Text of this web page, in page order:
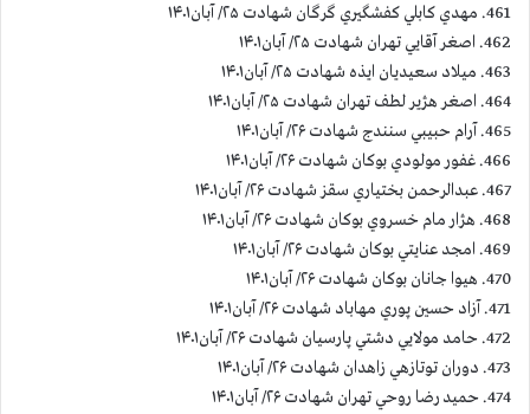
461. مهدي كابلي كفشگيري گرگان شهادت ۲۵/ آبان۱۴۰۱
462. اصغر آقايي تهران شهادت ۲۵/ آبان۱۴۰۱
463. ميلاد سعيديان ايذه شهادت ۲۵/ آبان۱۴۰۱
464. اصغر هژير لطف تهران شهادت ۲۵/ آبان۱۴۰۱
465. آرام حبيبي سنندج شهادت ۲۶/ آبان۱۴۰۱
466. غفور مولودي بوكان شهادت ۲۶/ آبان۱۴۰۱
467. عبدالرحمن بختياري سقز شهادت ۲۶/ آبان۱۴۰۱
468. هژار مام خسروي بوكان شهادت ۲۶/ آبان۱۴۰۱
469. امجد عنايتي بوكان شهادت ۲۶/ آبان۱۴۰۱
470. هيوا جانان بوكان شهادت ۲۶/ آبان۱۴۰۱
471. آزاد حسين پوري مهاباد شهادت ۲۶/ آبان۱۴۰۱
472. حامد مولايي دشتي پارسيان شهادت ۲۶/ آبان۱۴۰۱
473. دوران توتازهي زاهدان شهادت ۲۶/ آبان۱۴۰۱
474. حميد رضا روحي تهران شهادت ۲۶/ آبان۱۴۰۱